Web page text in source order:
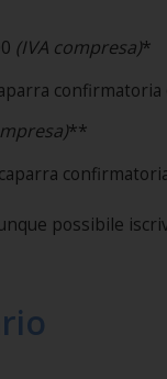
(IVA compresa)*
confirmatoria
**
possibile